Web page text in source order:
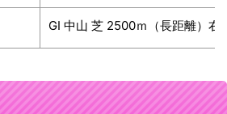
GⅠ 中山 芝 2500ｍ（長距離）右